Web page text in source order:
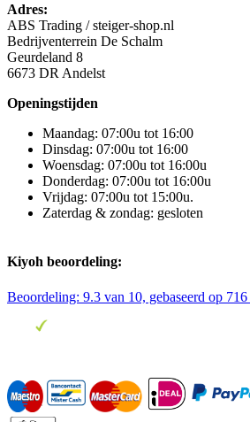
Adres:
ABS Trading / steiger-shop.nl
Bedrijventerrein De Schalm
Geurdeland 8
6673 DR Andelst
Openingstijden
Maandag: 07:00u tot 16:00
Dinsdag: 07:00u tot 16:00
Woensdag: 07:00u tot 16:00u
Donderdag: 07:00u tot 16:00u
Vrijdag: 07:00u tot 15:00u.
Zaterdag & zondag: gesloten
Kiyoh beoordeling:
Beoordeling: 9.3 van 10, gebaseerd op 716